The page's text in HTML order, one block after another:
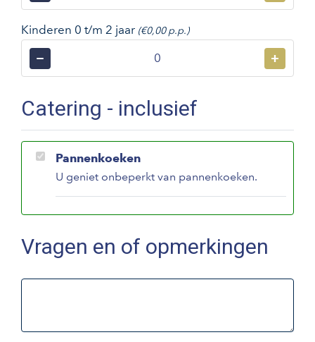
Kinderen 0 t/m 2 jaar (€0,00 p.p.)
− +
Catering - inclusief
Pannenkoeken
U geniet onbeperkt van pannenkoeken.
Vragen en of opmerkingen